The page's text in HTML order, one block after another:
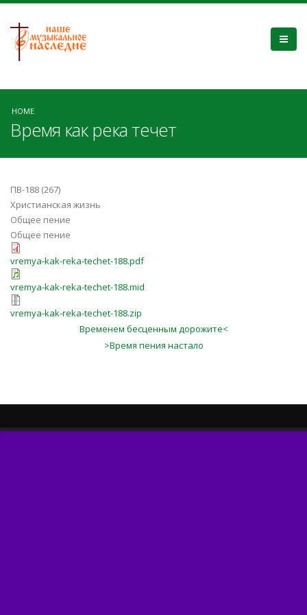
HOME
Время как река течет
ПВ-188 (267)
Христианская жизнь
Общее пение
Общее пение
vremya-kak-reka-techet-188.pdf
vremya-kak-reka-techet-188.mid
vremya-kak-reka-techet-188.zip
Временем бесценным дорожите<
>Время пения настало